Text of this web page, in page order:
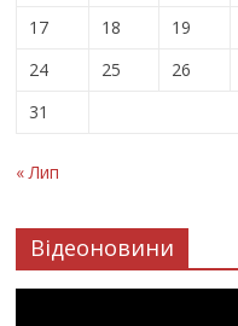
17
18 19
24
25 26
31
« Лип
Відеоновини